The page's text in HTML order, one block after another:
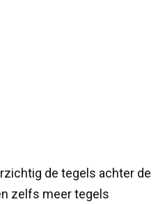
de tegels achter de
zelfs meer tegels